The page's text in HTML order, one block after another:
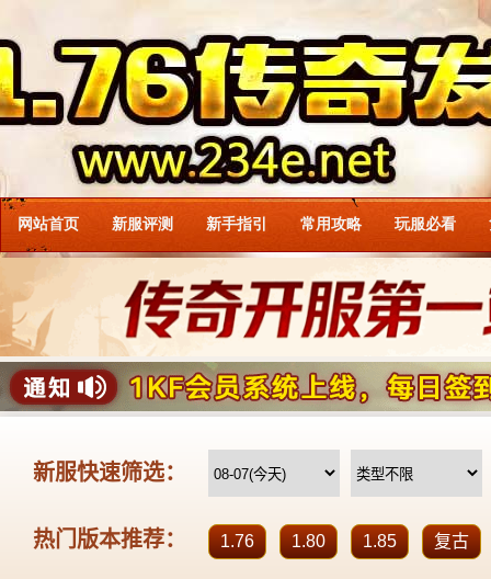
网站首页 新服评测 新手指引 常用攻略 玩服必看